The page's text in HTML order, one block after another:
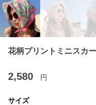
花柄プリントミニスカ
2,580 円
サイズ